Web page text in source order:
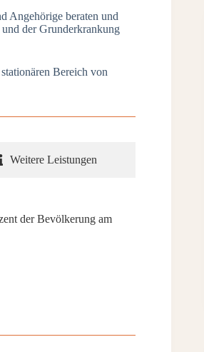
Angehörige beraten und
der Grunderkrankung
Bereich von
Weitere Leistungen
der Bevölkerung am